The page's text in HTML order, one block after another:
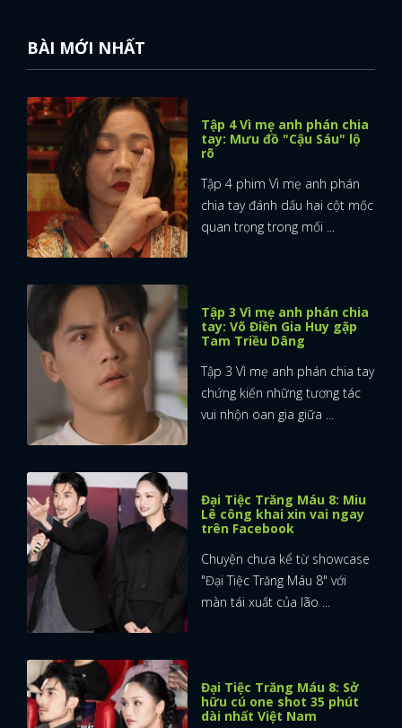
BÀI MỚI NHẤT
Tập 4 Vì mẹ anh phán chia
tay: Mưu đồ "Cậu Sáu" lộ
rõ
Tập 4 phim Vì mẹ anh phán
chia tay đánh dấu hai cột mốc
quan trọng trong mối ...
Tập 3 Vì mẹ anh phán chia
tay: Võ Điền Gia Huy gặp
Tam Triều Dâng
Tập 3 Vì mẹ anh phán chia tay
chứng kiến những tương tác
vui nhộn oan gia giữa ...
Đại Tiệc Trăng Máu 8: Miu
Lê công khai xin vai ngay
trên Facebook
Chuyện chưa kể từ showcase
"Đại Tiệc Trăng Máu 8" với
màn tái xuất của lão ...
Đại Tiệc Trăng Máu 8: Sở
hữu cú one shot 35 phút
dài nhất Việt Nam